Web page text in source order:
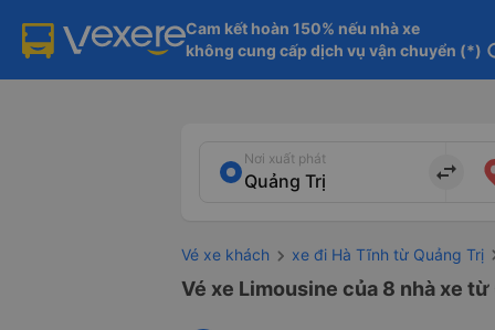
Cam kết hoàn 150% nếu nhà xe
không cung cấp dịch vụ vận chuyển (*)
Nơi xuất phát
import_export
Vé xe khách xe đi Hà Tĩnh từ Quảng Trị
Vé xe Limousine của 8 nhà xe